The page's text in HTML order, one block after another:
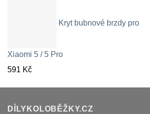
Kryt bubnové brzdy pro
Xiaomi 5 / 5 Pro
591 Kč
DÍLYKOLOBĚŽKY.CZ